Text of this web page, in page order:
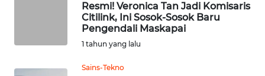
Resmi! Veronica Tan Jadi Komisaris
Citilink, Ini Sosok-Sosok Baru
Pengendali Maskapai
1 tahun yang lalu
Sains-Tekno
WN